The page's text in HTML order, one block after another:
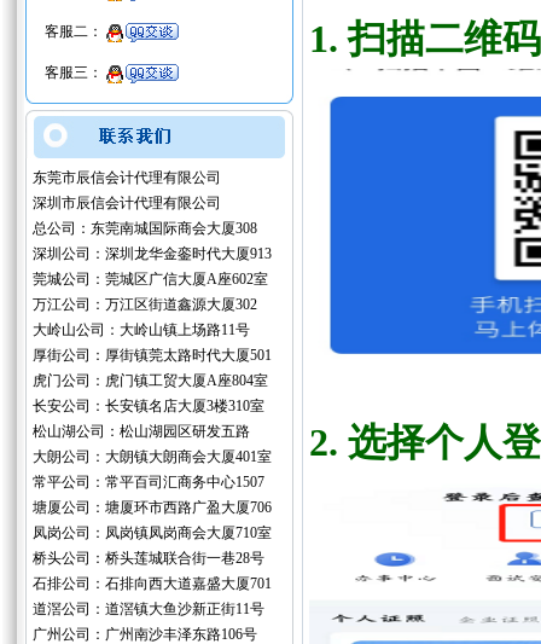
客服二：
客服三：
东莞市辰信会计代理有限公司
深圳市辰信会计代理有限公司
总公司：东莞南城国际商会大厦308
深圳公司：深圳龙华金銮时代大厦913
莞城公司：莞城区广信大厦A座602室
万江公司：万江区街道鑫源大厦302
大岭山公司：大岭山镇上场路11号
厚街公司：厚街镇莞太路时代大厦501
虎门公司：虎门镇工贸大厦A座804室
长安公司：长安镇名店大厦3楼310室
松山湖公司：松山湖园区研发五路
大朗公司：大朗镇大朗商会大厦401室
常平公司：常平百司汇商务中心1507
塘厦公司：塘厦环市西路广盈大厦706
凤岗公司：凤岗镇凤岗商会大厦710室
桥头公司：桥头莲城联合街一巷28号
石排公司：石排向西大道嘉盛大厦701
道滘公司：道滘镇大鱼沙新正街11号
广州公司：广州南沙丰泽东路106号
1.扫描二维
2. 选择个人